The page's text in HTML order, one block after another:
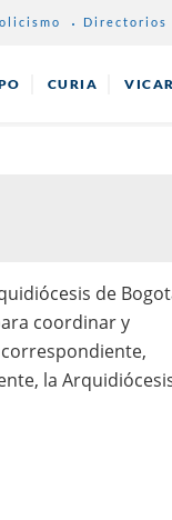
Directorios
CURIA
de
coordinar y
la